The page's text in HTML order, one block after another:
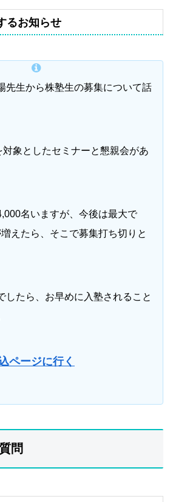
るお知らせ
先生から株塾生の募集について話
象としたセミナーと懇親会があ
名いますが、今後は最大で
えたら、そこで募集打ち切りと
したら、お早めに入塾されること
ページに行く
問